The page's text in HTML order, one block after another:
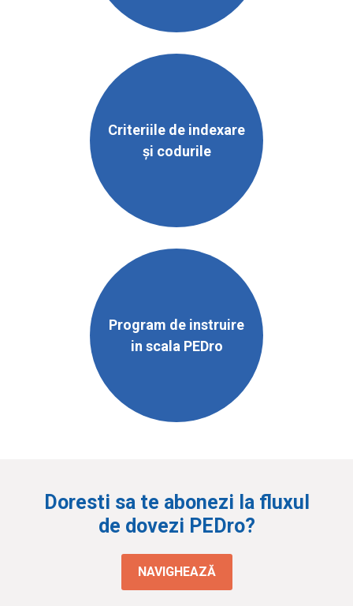
Criteriile de indexare
și codurile
Program de instruire
in scala PEDro
Doresti sa te abonezi la fluxul
de dovezi PEDro?
NAVIGHEAZĂ